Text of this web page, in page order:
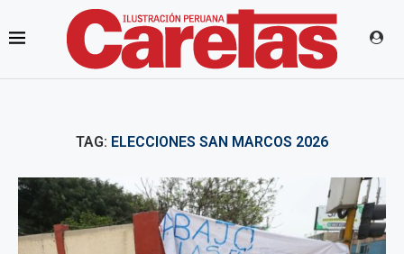
TAG: ELECCIONES SAN MARCOS 2026